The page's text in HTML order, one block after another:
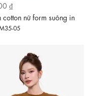
₫
cotton nữ form suông in
05